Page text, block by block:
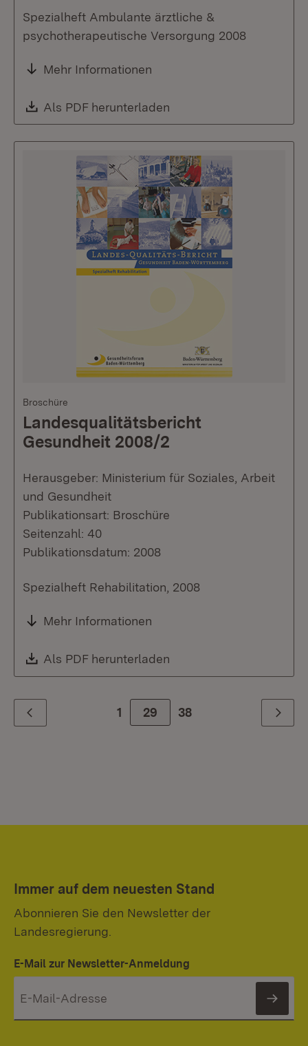
Spezialheft Ambulante ärztliche &
psychotherapeutische Versorgung 2008
Mehr Informationen
Download:
Als PDF herunterladen
Broschüre
Landesqualitätsbericht
Gesundheit 2008/2
Herausgeber: Ministerium für Soziales, Arbeit
und Gesundheit
Publikationsart: Broschüre
Seitenzahl: 40
Publikationsdatum: 2008
Spezialheft Rehabilitation, 2008
Mehr Informationen
Download:
Als PDF herunterladen
Zurück 1 Zur Seite
29 38 Weiter
Immer auf dem neuesten Stand
Abonnieren Sie den Newsletter der
Landesregierung.
E-Mail zur Newsletter-Anmeldung